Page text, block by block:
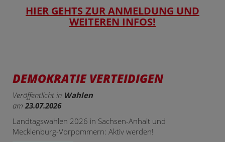
HIER GEHTS ZUR ANMELDUNG UND
WEITEREN INFOS!
DEMOKRATIE VERTEIDIGEN
Veröffentlicht in Wahlen
am 23.07.2026
Landtagswahlen 2026 in Sachsen-Anhalt und
Mecklenburg-Vorpommern: Aktiv werden!